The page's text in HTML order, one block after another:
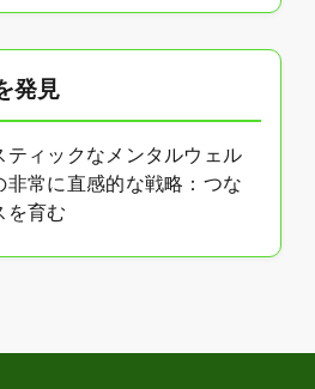
発見
ティックなメンタルウェル
非常に直感的な戦略：つな
を育む